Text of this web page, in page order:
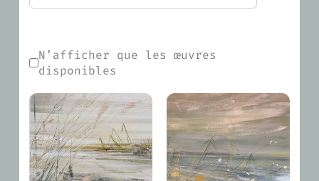
N’afficher que les œuvres
disponibles